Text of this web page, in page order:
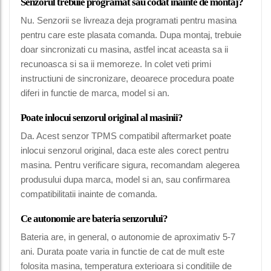
Nu. Senzorii se livreaza deja programati pentru masina
pentru care este plasata comanda. Dupa montaj, trebuie
doar sincronizati cu masina, astfel incat aceasta sa ii
recunoasca si sa ii memoreze. In colet veti primi
instructiuni de sincronizare, deoarece procedura poate
diferi in functie de marca, model si an.
Poate inlocui senzorul original al masinii?
Da. Acest senzor TPMS compatibil aftermarket poate
inlocui senzorul original, daca este ales corect pentru
masina. Pentru verificare sigura, recomandam alegerea
produsului dupa marca, model si an, sau confirmarea
compatibilitatii inainte de comanda.
Ce autonomie are bateria senzorului?
Bateria are, in general, o autonomie de aproximativ 5-7
ani. Durata poate varia in functie de cat de mult este
folosita masina, temperatura exterioara si conditiile de